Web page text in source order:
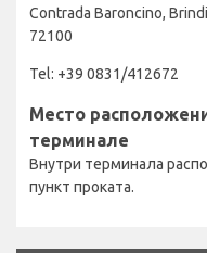
Contrada Baroncino,
72100
Tel: +39 0831/412672
Место
терминале
Внутри терминала
пункт проката.